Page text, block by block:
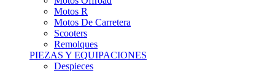
Motos R
Motos De Carretera
Scooters
Remolques
PIEZAS Y EQUIPACIONES
Despieces